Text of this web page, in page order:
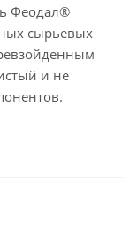
Феодал®
сырьевых
и не